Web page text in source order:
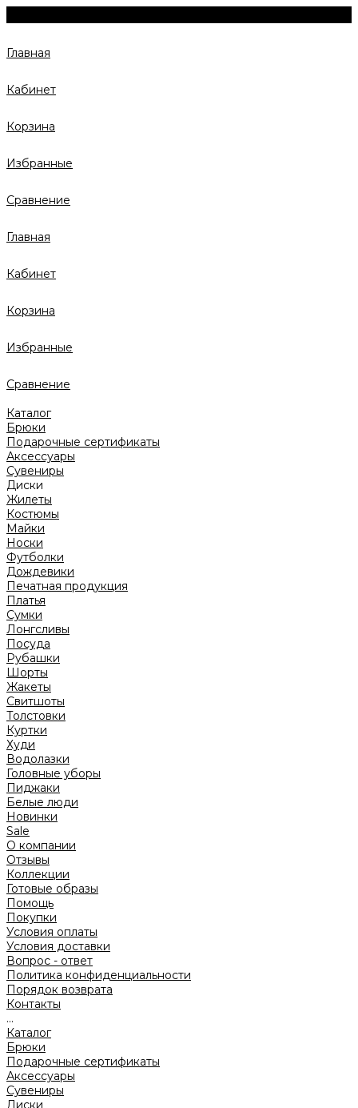
Главная
Кабинет
Корзина
Избранные
Сравнение
Главная
Кабинет
Корзина
Избранные
Сравнение
Каталог
Брюки
Подарочные сертификаты
Аксессуары
Сувениры
Диски
Жилеты
Костюмы
Майки
Носки
Футболки
Дождевики
Печатная продукция
Платья
Сумки
Лонгсливы
Посуда
Рубашки
Шорты
Жакеты
Свитшоты
Толстовки
Куртки
Худи
Водолазки
Головные уборы
Пиджаки
Белые люди
Новинки
Sale
О компании
Отзывы
Коллекции
Готовые образы
Помощь
Покупки
Условия оплаты
Условия доставки
Вопрос - ответ
Политика конфиденциальности
Порядок возврата
Контакты
...
Каталог
Брюки
Подарочные сертификаты
Аксессуары
Сувениры
Диски